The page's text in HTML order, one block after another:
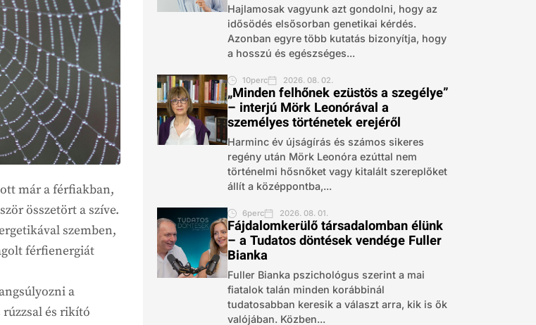
már a férfiakban,
összetört a szíve.
szemben,
férfienergiát
a
és rikító
Hajlamosak vagyunk azt gondolni, hogy az
idősödés elsősorban genetikai kérdés.
Azonban egyre több kutatás bizonyítja, hogy
a hosszú és egészséges...
10perc 2026. 08. 02.
„Minden felhőnek ezüstös a szegélye”
– interjú Mörk Leonórával a
személyes történetek erejéről
Harminc év újságírás és számos sikeres
regény után Mörk Leonóra ezúttal nem
történelmi hősnőket vagy kitalált szereplőket
állít a középpontba,...
6perc 2026. 08. 01.
Fájdalomkerülő társadalomban élünk
– a Tudatos döntések vendége Fuller
Bianka
Fuller Bianka pszichológus szerint a mai
fiatalok talán minden korábbinál
tudatosabban keresik a választ arra, kik is ők
valójában. Közben...